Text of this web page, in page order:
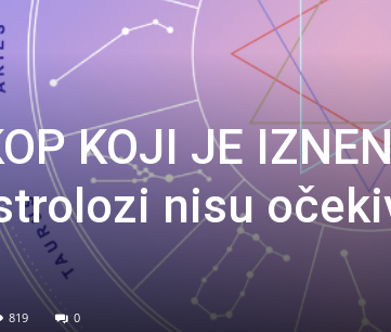
KOJI JE
nisu
819 0